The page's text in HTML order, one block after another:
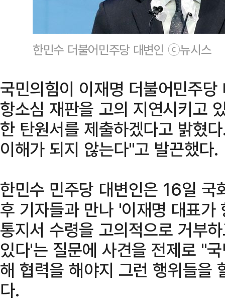
한민수 더불어민주당 대변인 ⓒ뉴시스
국민의힘이 이재명 더불어민주
항소심 재판을 고의 지연시키고
한 탄원서를 제출하겠다고 밝혔
이해가 되지 않는다"고 발끈했다.
한민수 민주당 대변인은 16일 국
후 기자들과 만나 '이재명 대표가
통지서 수령을 고의적으로 거부
있다'는 질문에 사견을 전제로 "
해 협력을 해야지 그런 행위들을
다.